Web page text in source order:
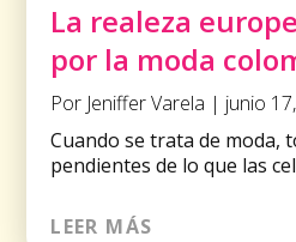
La realeza
por la moda
Por Jeniffer Varela | junio
Cuando se trata de moda,
pendientes de lo que las
LEER MÁS